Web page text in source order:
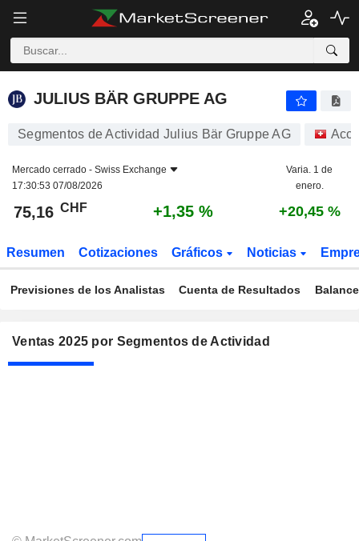
JULIUS BÄR GRUPPE AG
JULIUS BÄR GRUPPE AG
Segmentos de Actividad Julius Bär Gruppe AG
Mercado cerrado - Swiss Exchange
17:30:53 07/08/2026
Varia. 1 de
enero.
75,16 CHF +1,35 % +20,45 %
Resumen Cotizaciones Gráficos Noticias
Previsiones de los Analistas Cuenta de Resultados Balance
Ventas 2025 por Segmentos de Actividad